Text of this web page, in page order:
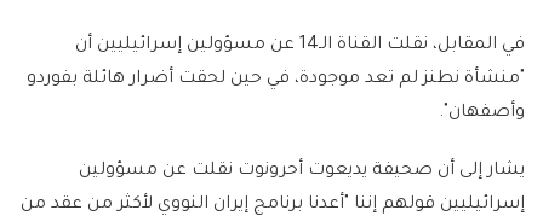
في المقابل، نقلت القناة الـ14 عن مسؤولين إسرائيليين أن
"منشأة نطنز لم تعد موجودة، في حين لحقت أضرار هائلة بفوردو
وأصفهان".
يشار إلى أن صحيفة يديعوت أحرونوت نقلت عن مسؤولين
إسرائيليين قولهم إننا "أعدنا برنامج إيران النووي لأكثر من عقد من